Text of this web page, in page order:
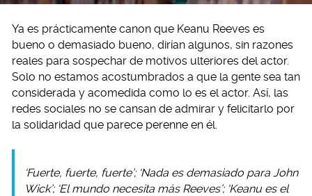
Ya es prácticamente canon que Keanu Reeves es
bueno o demasiado bueno, dirían algunos, sin razones
reales para sospechar de motivos ulteriores del actor.
Solo no estamos acostumbrados a que la gente sea tan
considerada y acomedida como lo es el actor. Así, las
redes sociales no se cansan de admirar y felicitarlo por
la solidaridad que parece perenne en él.
‘Fuerte, fuerte, fuerte’; ‘Nada es demasiado para John
Wick’; ‘El mundo necesita más Reeves’; ‘Keanu es el